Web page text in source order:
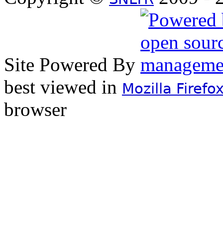
Site Powered By
best viewed in Mozilla
browser